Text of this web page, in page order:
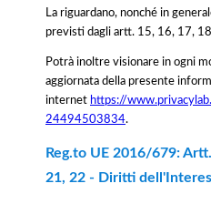
La riguardano, nonché in
previsti dagli artt. 15, 16, 17,
Potrà inoltre visionare in ogni
aggiornata della presente
internet https://
24494503834.
Reg.to UE 2016/679:
21, 22 - Diritti